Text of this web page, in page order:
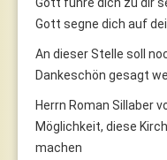
Gott segne dich auf
An dieser Stelle soll
Dankeschön gesagt
Herrn Roman Sillaber
Möglichkeit, diese
machen